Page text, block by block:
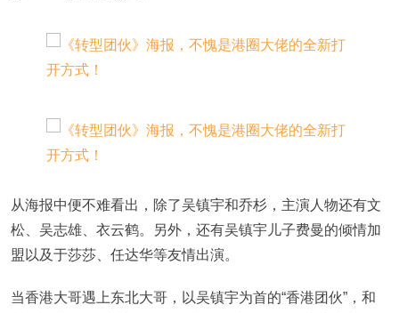
从海报中便不难看出，除了吴镇宇和乔杉，主演人物还有文
松、吴志雄、衣云鹤。另外，还有吴镇宇儿子费曼的倾情加
盟以及于莎莎、任达华等友情出演。
当香港大哥遇上东北大哥，以吴镇宇为首的“香港团伙”，和